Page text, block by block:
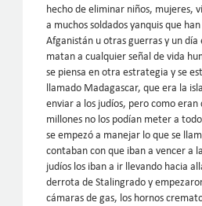
hecho de eliminar niños, mujeres,
a muchos soldados yanquis que
Afganistán u otras guerras y un día
matan a cualquier señal de vida
se piensa en otra estrategia y se
llamado Madagascar, que era la
enviar a los judíos, pero como
millones no los podían meter a
se empezó a manejar lo que se
contaban con que iban a vencer a
judíos los iban a ir llevando hacia
derrota de Stalingrado y
cámaras de gas, los hornos